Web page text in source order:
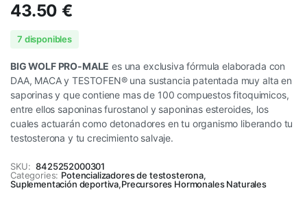
43.50€
7 disponibles
BIG WOLF PRO-MALE es una exclusiva fórmula elaborada con
DAA, MACA y TESTOFEN® una sustancia patentada muy alta en
saporinas y que contiene mas de 100 compuestos fitoquimicos,
entre ellos saponinas furostanol y saponinas esteroides, los
cuales actuarán como detonadores en tu organismo liberando tu
testosterona y tu crecimiento salvaje.
SKU: 8425252000301
Categories: Potencializadores de testosterona,
Suplementación deportiva,Precursores Hormonales Naturales